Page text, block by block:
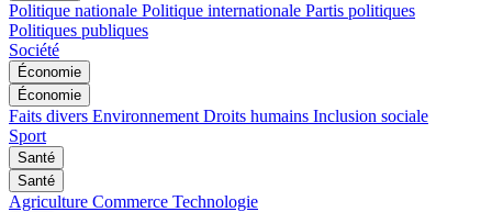
Politique nationale Politique internationale Partis politiques
Politiques publiques
Société
Économie
Économie
Faits divers Environnement Droits humains Inclusion sociale
Sport
Santé
Santé
Agriculture Commerce Technologie